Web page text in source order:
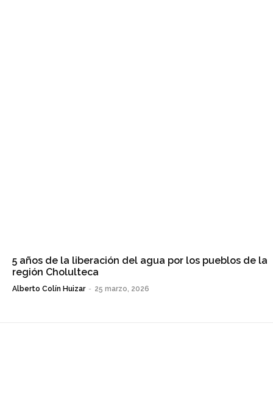
5 años de la liberación del agua por los pueblos de la
región Cholulteca
Alberto Colín Huizar - 25 marzo, 2026